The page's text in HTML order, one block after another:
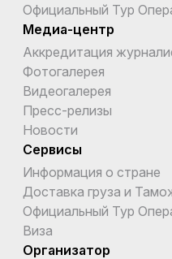
Официальный Тур
Медиа-центр
Аккредитация
Фотогалерея
Видеогалерея
Пресс-релизы
Новости
Сервисы
Информация о стране
Доставка груза и
Официальный Тур
Виза
Организатор